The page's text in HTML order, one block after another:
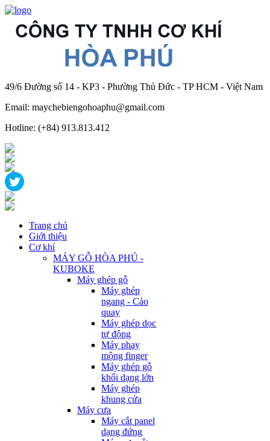
49/6 Đường số 14 - KP3 - Phường Thủ Đức - TP HCM - Việt Nam
Email: maychebiengohoaphu@gmail.com
Hotline: (+84) 913.813.412
Trang chủ
Giới thiệu
Cơ khí
MÁY GỖ HÒA PHÚ -
KUBOKE
Máy ghép gỗ
Máy ghép
ngang - Cảo
quay
Máy ghép dọc
tự động
Máy phay
mộng finger
Máy ghép gỗ
khối dạng lớn
Máy ghép
khung cửa
Máy cưa
Máy cắt panel
dạng đứng